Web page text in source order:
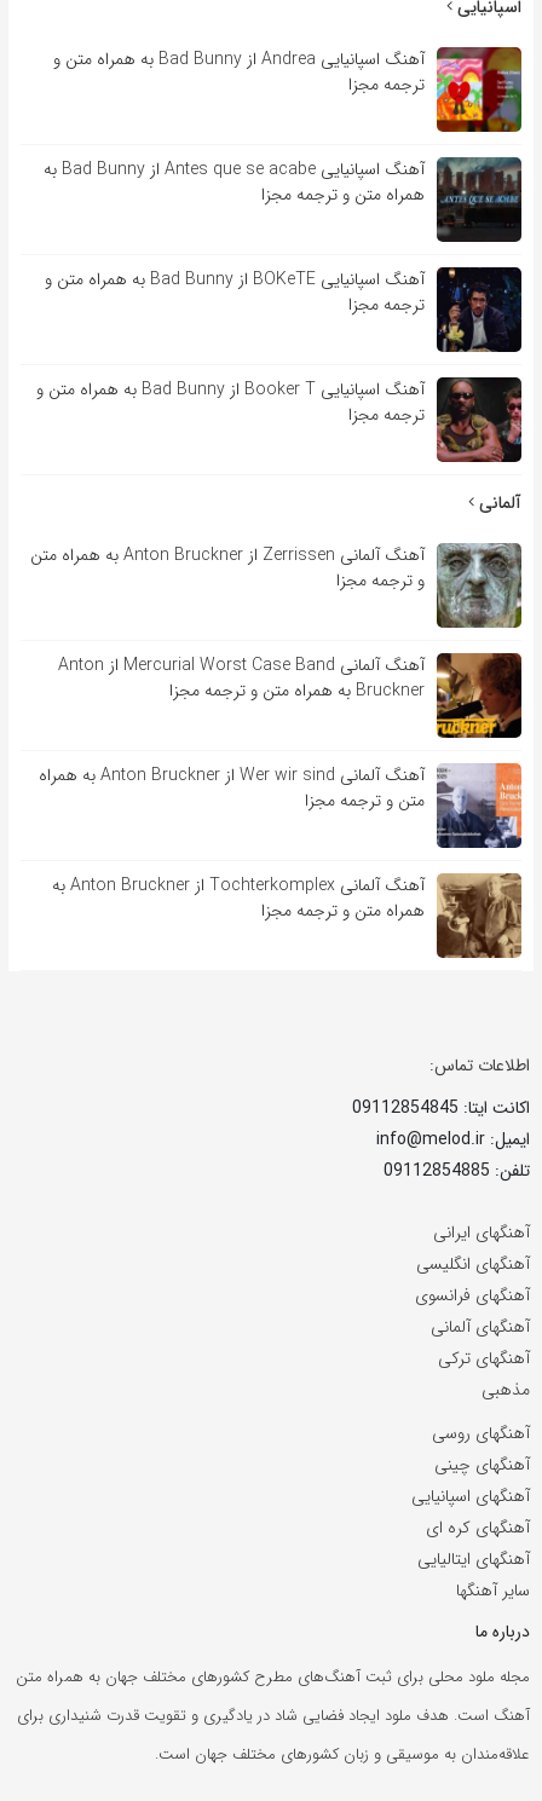
اسپانیایی
آهنگ اسپانیایی Andrea از Bad Bunny به همراه متن و
ترجمه مجزا
آهنگ اسپانیایی Antes que se acabe از Bad Bunny به
همراه متن و ترجمه مجزا
آهنگ اسپانیایی BOKeTE از Bad Bunny به همراه متن و
ترجمه مجزا
آهنگ اسپانیایی Booker T از Bad Bunny به همراه متن و
ترجمه مجزا
آلمانی
آهنگ آلمانی Zerrissen از Anton Bruckner به همراه متن
و ترجمه مجزا
آهنگ آلمانی Mercurial Worst Case Band از Anton
Bruckner به همراه متن و ترجمه مجزا
آهنگ آلمانی Wer wir sind از Anton Bruckner به همراه
متن و ترجمه مجزا
آهنگ آلمانی Tochterkomplex از Anton Bruckner به
همراه متن و ترجمه مجزا
اطلاعات تماس:
اکانت ایتا: 09112854845
ایمیل: info@melod.ir
تلفن: 09112854885
آهنگهای ایرانی
آهنگهای انگلیسی
آهنگهای فرانسوی
آهنگهای آلمانی
آهنگهای ترکی
مذهبی
آهنگهای روسی
آهنگهای چینی
آهنگهای اسپانیایی
آهنگهای کره ای
آهنگهای ایتالیایی
سایر آهنگها
درباره ما
مجله ملود محلی برای ثبت آهنگ‌های مطرح کشورهای مختلف جهان به همراه متن
آهنگ است. هدف ملود ایجاد فضایی شاد در یادگیری و تقویت قدرت شنیداری برای
علاقه‌مندان به موسیقی و زبان کشورهای مختلف جهان است.